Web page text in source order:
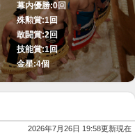
幕内優勝:0回
殊勲賞:1回
敢闘賞:2回
技能賞:1回
金星:4個
2026年7月26日 19:58更新現在